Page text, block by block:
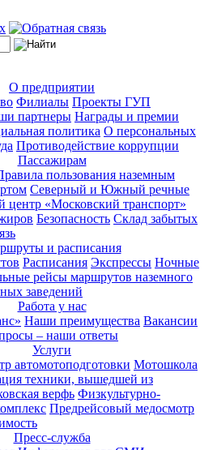
О предприятии
Филиалы Проекты ГУП
партнеры Награды и премии
политика О персональных
Противодействие коррупции
Пассажирам
пользования наземным
Северный и Южный речные
центр «Московский транспорт»
Безопасность Склад забытых
и расписания
Расписания Экспрессы Ночные
рейсы маршрутов наземного
заведений
Работа у нас
Наши преимущества Вакансии
– наши ответы
Услуги
автомотоподготовки Мотошкола
техники, вышедшей из
верфь Физкультурно-
Предрейсовый медосмотр
Пресс-служба